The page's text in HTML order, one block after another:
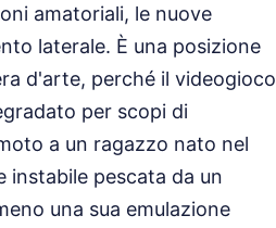
amatoriali, le nuove
laterale. È una posizione
d'arte, perché il videogioco
per scopi di
a un ragazzo nato nel
instabile pescata da un
una sua emulazione